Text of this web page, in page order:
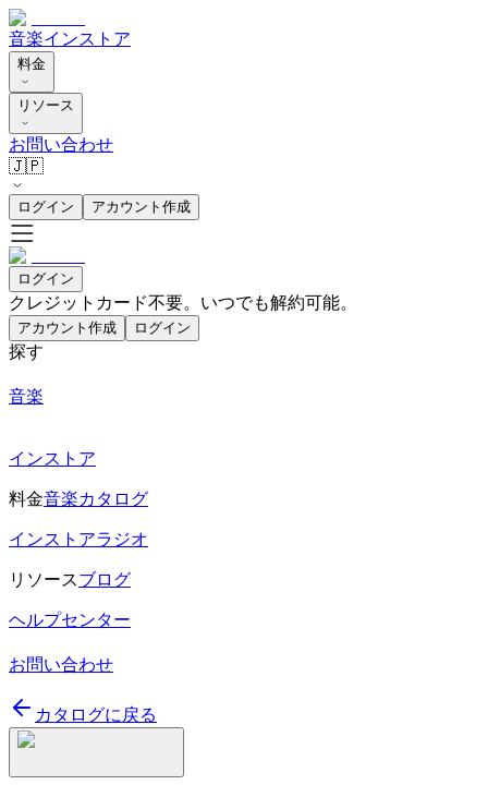
音楽インストア
料金
リソース
お問い合わせ
🇯🇵
ログイン アカウント作成
ログイン
クレジットカード不要。いつでも解約可能。
アカウント作成 ログイン
探す
音楽
インストア
料金音楽カタログ
インストアラジオ
リソースブログ
ヘルプセンター
お問い合わせ
カタログに戻る